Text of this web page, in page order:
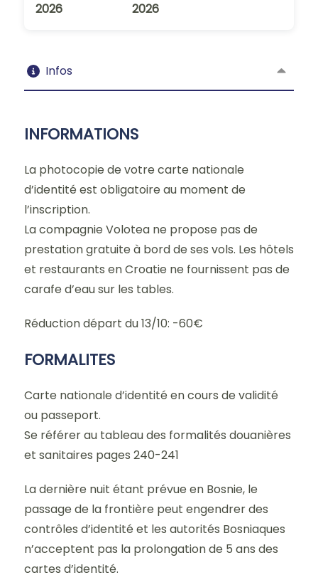
2026
2026
Infos
INFORMATIONS
La photocopie de votre carte nationale
d’identité est obligatoire au moment de
l’inscription.
La compagnie Volotea ne propose pas de
prestation gratuite à bord de ses vols. Les hôtels
et restaurants en Croatie ne fournissent pas de
carafe d’eau sur les tables.
Réduction départ du 13/10: -60€
FORMALITES
Carte nationale d’identité en cours de validité
ou passeport.
Se référer au tableau des formalités douanières
et sanitaires pages 240-241
La dernière nuit étant prévue en Bosnie, le
passage de la frontière peut engendrer des
contrôles d’identité et les autorités Bosniaques
n’acceptent pas la prolongation de 5 ans des
cartes d’identité.